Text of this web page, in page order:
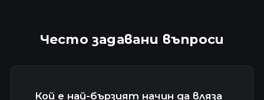
Често задавани въпроси
Кой е най-бързият начин да вляза